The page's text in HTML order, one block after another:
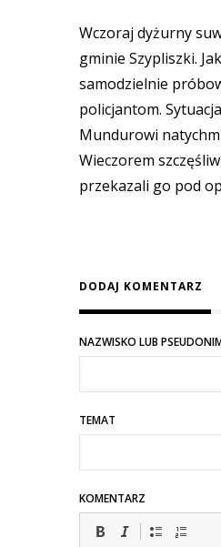
Wczoraj dyżurny
gminie Szypliszki.
samodzielnie
policjantom.
Mundurowi
Wieczorem
przekazali go pod
DODAJ KOMENTARZ
NAZWISKO LUB
TEMAT
KOMENTARZ